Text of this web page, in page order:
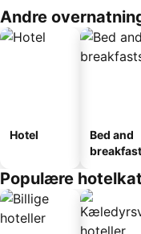
Andre
Hotel
Bed and
Populære